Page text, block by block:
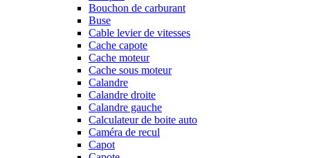
Bouchon de carburant
Buse
Cable levier de vitesses
Cache capote
Cache moteur
Cache sous moteur
Calandre
Calandre droite
Calandre gauche
Calculateur de boite auto
Caméra de recul
Capot